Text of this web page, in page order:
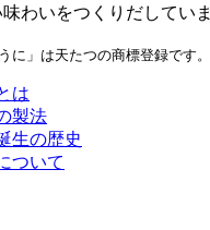
わいをつくりだしていま
に」は天たつの商標登録です。
は
製法
生の歴史
ついて